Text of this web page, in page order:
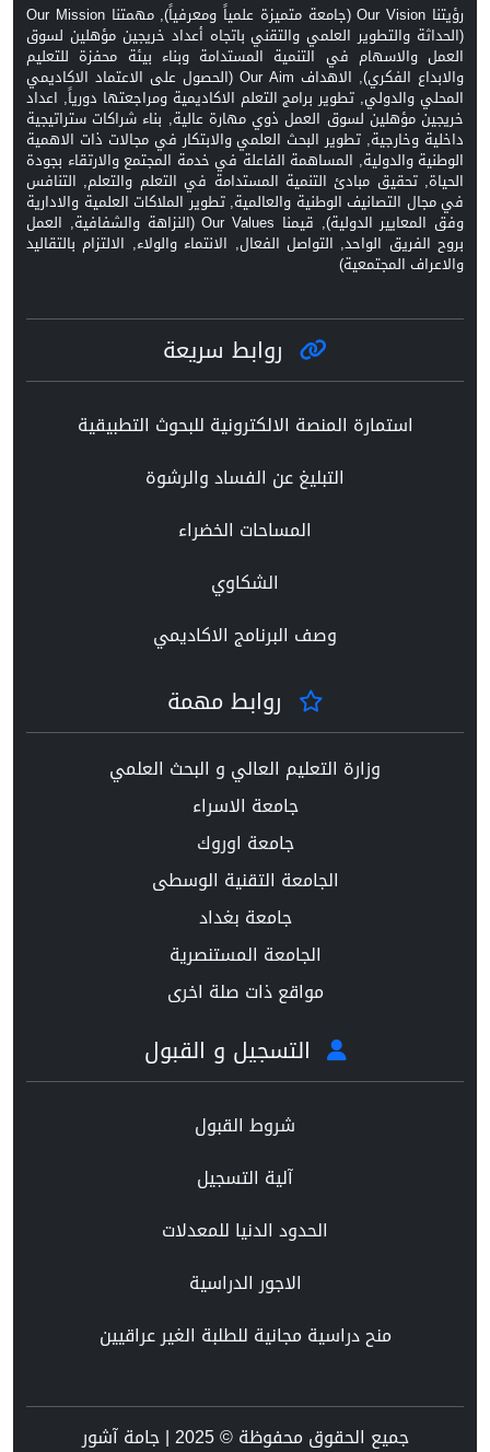
رؤيتنا Our Vision (جامعة متميزة علمياً ومعرفياً), مهمتنا Our Mission
(الحداثة والتطوير العلمي والتقني باتجاه أعداد خريجين مؤهلين لسوق
العمل والاسهام في التنمية المستدامة وبناء بيئة محفزة للتعليم
والابداع الفكري), الاهداف Our Aim (الحصول على الاعتماد الاكاديمي
المحلي والدولي, تطوير برامج التعلم الاكاديمية ومراجعتها دورياً, اعداد
خريجين مؤهلين لسوق العمل ذوي مهارة عالية, بناء شراكات ستراتيجية
داخلية وخارجية, تطوير البحث العلمي والابتكار في مجالات ذات الاهمية
الوطنية والدولية, المساهمة الفاعلة في خدمة المجتمع والارتقاء بجودة
الحياة, تحقيق مبادئ التنمية المستدامة في التعلم والتعلم, التنافس
في مجال التصانيف الوطنية والعالمية, تطوير الملاكات العلمية والادارية
وفق المعايير الدولية), قيمنا Our Values (النزاهة والشفافية, العمل
بروح الفريق الواحد, التواصل الفعال, الانتماء والولاء, الالتزام بالتقاليد
والاعراف المجتمعية)
روابط سريعة
استمارة المنصة الالكترونية للبحوث التطبيقية
التبليغ عن الفساد والرشوة
المساحات الخضراء
الشكاوي
وصف البرنامج الاكاديمي
روابط مهمة
وزارة التعليم العالي و البحث العلمي
جامعة الاسراء
جامعة اوروك
الجامعة التقنية الوسطى
جامعة بغداد
الجامعة المستنصرية
مواقع ذات صلة اخرى
التسجيل و القبول
شروط القبول
آلية التسجيل
الحدود الدنيا للمعدلات
الاجور الدراسية
منح دراسية مجانية للطلبة الغير عراقيين
جميع الحقوق محفوظة © 2025 | جامة آشور